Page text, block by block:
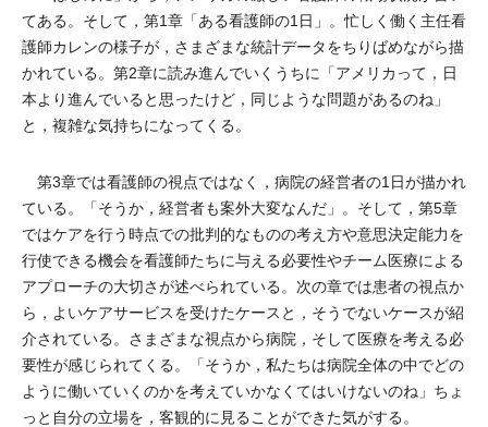
てある。そして，第1章「ある看護師の1日」。忙しく働く主任看
護師カレンの様子が，さまざまな統計データをちりばめながら描
かれている。第2章に読み進んでいくうちに「アメリカって，日
本より進んでいると思ったけど，同じような問題があるのね」
と，複雑な気持ちになってくる。
第3章では看護師の視点ではなく，病院の経営者の1日が描かれ
ている。「そうか，経営者も案外大変なんだ」。そして，第5章
ではケアを行う時点での批判的なものの考え方や意思決定能力を
行使できる機会を看護師たちに与える必要性やチーム医療による
アプローチの大切さが述べられている。次の章では患者の視点か
ら，よいケアサービスを受けたケースと，そうでないケースが紹
介されている。さまざまな視点から病院，そして医療を考える必
要性が感じられてくる。「そうか，私たちは病院全体の中でどの
ように働いていくのかを考えていかなくてはいけないのね」ちょ
っと自分の立場を，客観的に見ることができた気がする。